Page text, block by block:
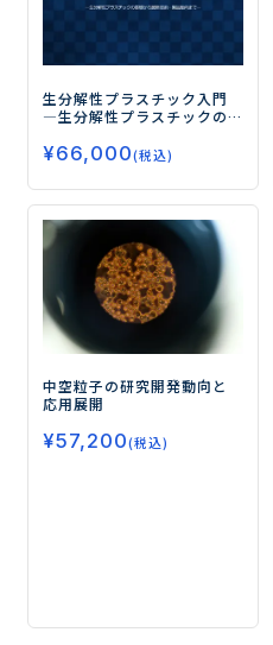
生分解性プラスチック入門
―生分解性プラスチックの
向まで―
¥66,000(税込)
中空粒子の研究開発動向と
応用展開
¥57,200(税込)